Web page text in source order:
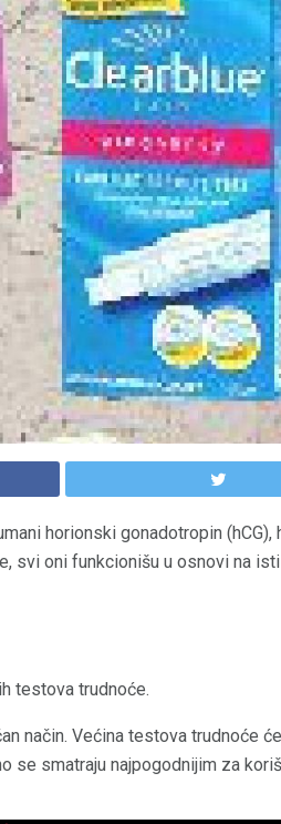
horionski gonadotropin
svi oni funkcionišu u osnovi na
testova trudnoće.
način. Većina testova trudnoće
se smatraju najpogodnijim za